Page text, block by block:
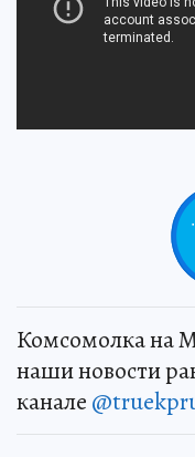
Комсомолка на
наши новости
канале